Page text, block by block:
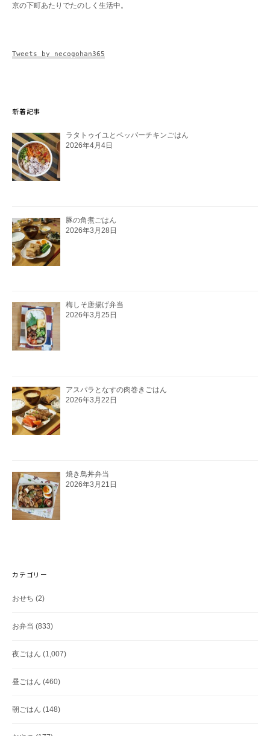
京の下町あたりでたのしく生活中。
Tweets by necogohan365
新着記事
ラタトゥイユとペッパーチキンごはん
2026年4月4日
豚の角煮ごはん
2026年3月28日
梅しそ唐揚げ弁当
2026年3月25日
アスパラとなすの肉巻きごはん
2026年3月22日
焼き鳥丼弁当
2026年3月21日
カテゴリー
おせち (2)
お弁当 (833)
夜ごはん (1,007)
昼ごはん (460)
朝ごはん (148)